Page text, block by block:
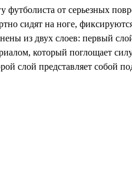
футболиста от серьезных
сидят на ноге,
из двух слоев: первый
который поглощает
слой представляет собой